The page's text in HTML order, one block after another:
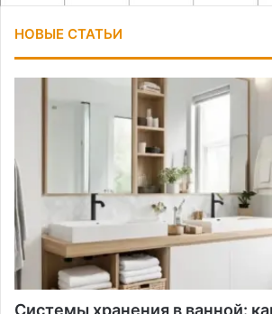
НОВЫЕ СТАТЬИ
Системы хранения в ванной: